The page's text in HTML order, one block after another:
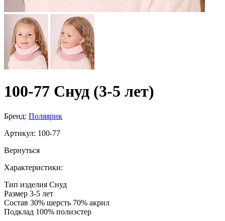
100-77 Снуд (3-5 лет)
Бренд: Поляярик
Артикул: 100-77
Вернуться
Характеристики:
Тип изделия Снуд
Размер 3-5 лет
Состав 30% шерсть 70% акрил
Подклад 100% полиэстер